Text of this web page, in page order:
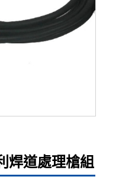
焊道處理槍組